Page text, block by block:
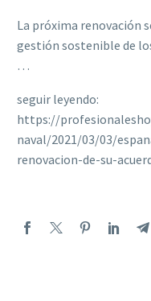
La próxima renovación
gestión sostenible de
…
seguir leyendo:
https://
naval/2021/03/03/
renovacion-de-su-